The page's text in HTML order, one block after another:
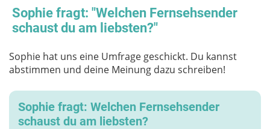
Sophie fragt: "Welchen Fernsehsender
schaust du am liebsten?"
Sophie hat uns eine Umfrage geschickt. Du kannst
abstimmen und deine Meinung dazu schreiben!
Sophie fragt: Welchen Fernsehsender
schaust du am liebsten?